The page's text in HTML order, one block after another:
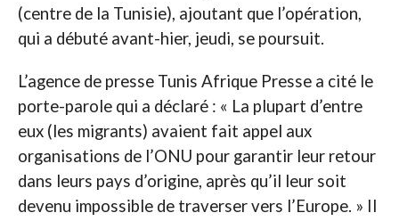
(centre de la Tunisie), ajoutant que l’opération,
qui a débuté avant-hier, jeudi, se poursuit.
L’agence de presse Tunis Afrique Presse a cité le
porte-parole qui a déclaré : « La plupart d’entre
eux (les migrants) avaient fait appel aux
organisations de l’ONU pour garantir leur retour
dans leurs pays d’origine, après qu’il leur soit
devenu impossible de traverser vers l’Europe. » Il